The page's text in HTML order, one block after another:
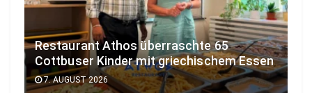
Restaurant Athos überraschte 65
Cottbuser Kinder mit griechischem Essen
7. AUGUST 2026